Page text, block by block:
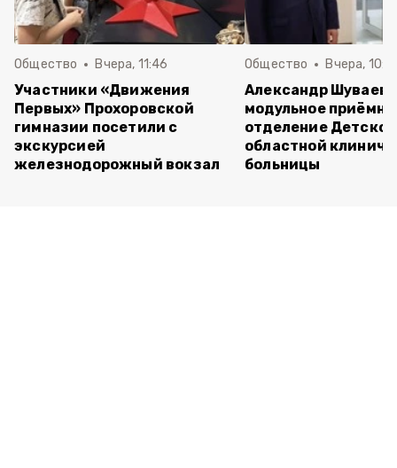
Общество Вчера, 11:46
Участники «Движения
Первых» Прохоровской
гимназии посетили с
экскурсией
железнодорожный вокзал
Общество Вчера,
Александр Шуваев
модульное
отделение Детской
областной
больницы